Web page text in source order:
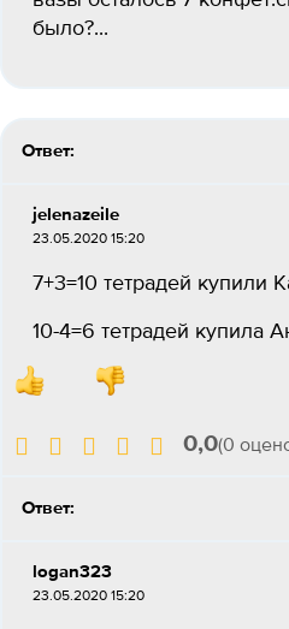
было?...
Ответ:
jelenazeile
23.05.2020 15:20
7+3=10 тетрадей купили
10-4=6 тетрадей купила
0,0(0
Ответ:
logan323
23.05.2020 15:20